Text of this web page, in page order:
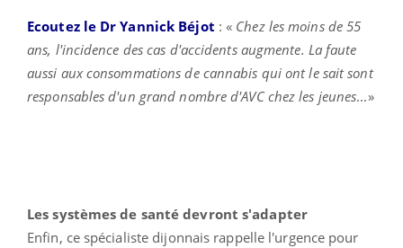
Ecoutez le Dr Yannick Béjot : « Chez les moins de 55
ans, l'incidence des cas d'accidents augmente. La faute
aussi aux consommations de cannabis qui ont le sait sont
responsables d'un grand nombre d'AVC chez les jeunes...»
Les systèmes de santé devront s'adapter
Enfin, ce spécialiste dijonnais rappelle l'urgence pour